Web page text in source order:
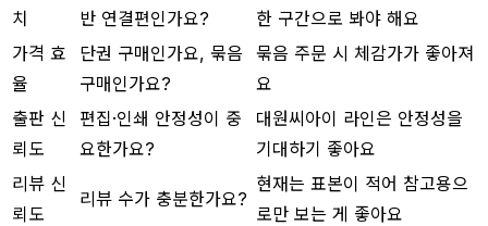
치
반 연결편인가요?
한 구간으로 봐야 해요
가격 효
율
단권 구매인가요, 묶음
구매인가요?
묶음 주문 시 체감가가 좋아져
요
출판 신
뢰도
편집·인쇄 안정성이 중
요한가요?
대원씨아이 라인은 안정성을
기대하기 좋아요
리뷰 신
뢰도
리뷰 수가 충분한가요?
현재는 표본이 적어 참고용으
로만 보는 게 좋아요